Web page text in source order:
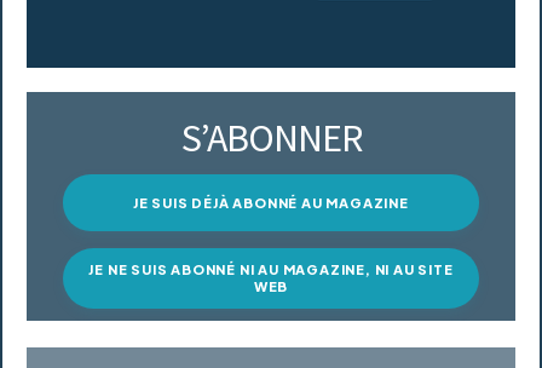
S’ABONNER
JE SUIS DÉJÀ ABONNÉ AU MAGAZINE
JE NE SUIS ABONNÉ NI AU MAGAZINE, NI AU SITE
WEB